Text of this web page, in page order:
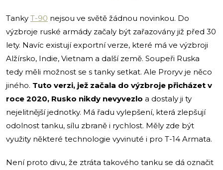
Tanky T-90 nejsou ve světě žádnou novinkou. Do
výzbroje ruské armády začaly být zařazovány již před 30
lety. Navíc existují exportní verze, které má ve výzbroji
Alžírsko, Indie, Vietnam a další země. Soupeři Ruska
tedy měli možnost se s tanky setkat. Ale Proryv je něco
jiného. Tuto verzi, jež začala do výzbroje přicházet v
roce 2020, Rusko nikdy nevyvezlo a dostaly ji ty
nejelitnější jednotky. Má řadu vylepšení, která zlepšují
odolnost tanku, sílu zbraně i rychlost. Měly zde být
využity některé technologie vyvinuté i pro T-14 Armata.
Není proto divu, že ztráta takového tanku se dá označit